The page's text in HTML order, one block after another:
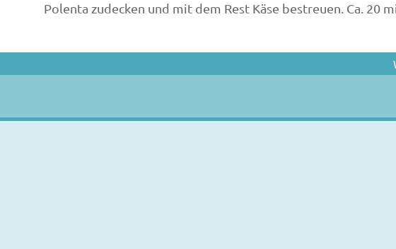
Polenta zudecken und mit dem Rest Käse bestreuen. Ca. 20